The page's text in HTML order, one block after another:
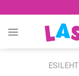
to
content
ESILEHT